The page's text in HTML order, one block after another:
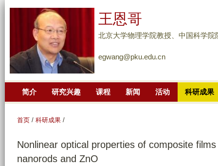
到
主
要
分
王恩哥
北京大学物理学院教授、中国科学
egwang@pku.edu.cn
简介 研究兴趣 课程 新闻 活动 科研成果
首页 / 科研成果 /
Nonlinear optical properties of composite
nanorods and ZnO